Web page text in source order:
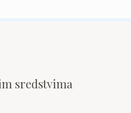
sredstvima